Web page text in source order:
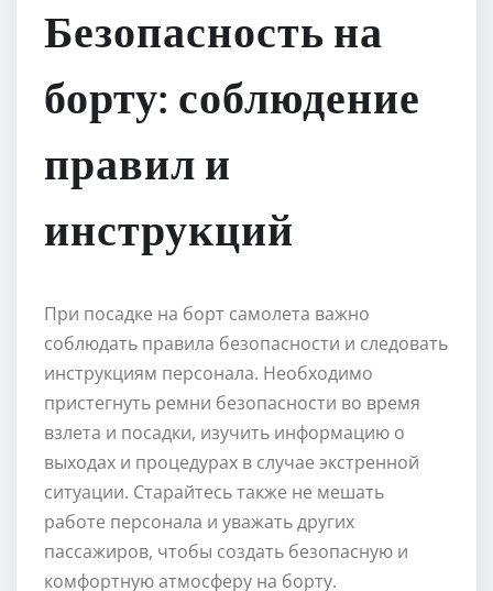
Безопасность на
борту: соблюдение
правил и
инструкций
При посадке на борт самолета важно
соблюдать правила безопасности и следовать
инструкциям персонала. Необходимо
пристегнуть ремни безопасности во время
взлета и посадки, изучить информацию о
выходах и процедурах в случае экстренной
ситуации. Старайтесь также не мешать
работе персонала и уважать других
пассажиров, чтобы создать безопасную и
комфортную атмосферу на борту.